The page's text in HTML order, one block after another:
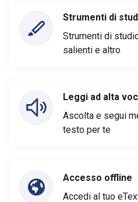
Strumenti di
Strumenti di
salienti e altro
Leggi ad alta
Ascolta e segui
testo per te
Accesso offline
Accedi al tuo